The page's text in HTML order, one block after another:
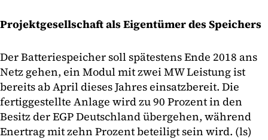
Projektgesellschaft als Eigentümer des Speichers
Der Batteriespeicher soll spätestens Ende 2018 ans
Netz gehen, ein Modul mit zwei MW Leistung ist
bereits ab April dieses Jahres einsatzbereit. Die
fertiggestellte Anlage wird zu 90 Prozent in den
Besitz der EGP Deutschland übergehen, während
Enertrag mit zehn Prozent beteiligt sein wird. (ls)